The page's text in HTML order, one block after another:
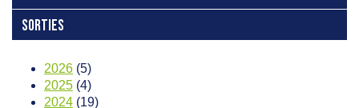
SORTIES
2026 (5)
2025 (4)
2024 (19)